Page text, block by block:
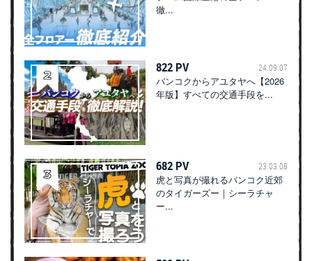
徹...
822 PV 24.09.07
バンコクからアユタヤへ【2026
年版】すべての交通手段を...
682 PV 23.03.08
虎と写真が撮れるバンコク近郊
のタイガーズー｜シーラチャ
ー...